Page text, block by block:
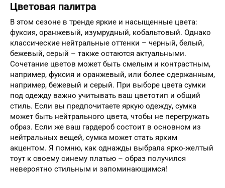
Цветовая палитра
В этом сезоне в тренде яркие и насыщенные цвета:
фуксия, оранжевый, изумрудный, кобальтовый. Однако
классические нейтральные оттенки – черный, белый,
бежевый, серый – также остаются актуальными.
Сочетание цветов может быть смелым и контрастным,
например, фуксия и оранжевый, или более сдержанным,
например, бежевый и серый. При выборе цвета сумки
под одежду важно учитывать ваш цветотип и общий
стиль. Если вы предпочитаете яркую одежду, сумка
может быть нейтрального цвета, чтобы не перегружать
образ. Если же ваш гардероб состоит в основном из
нейтральных вещей, сумка может стать ярким
акцентом. Я помню, как однажды выбрала ярко-желтый
тоут к своему синему платью – образ получился
невероятно стильным и запоминающимся!